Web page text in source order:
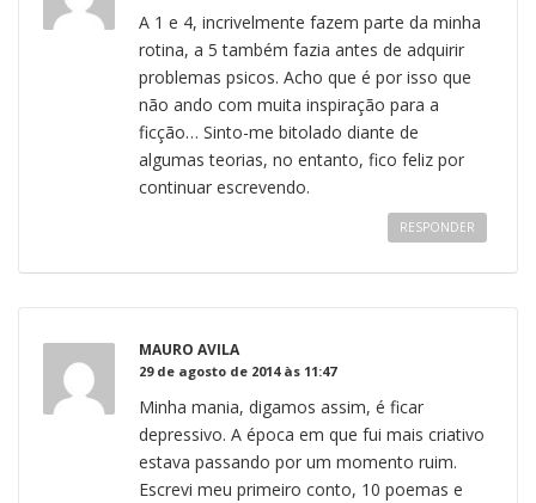
A 1 e 4, incrivelmente fazem parte da minha
rotina, a 5 também fazia antes de adquirir
problemas psicos. Acho que é por isso que
não ando com muita inspiração para a
ficção… Sinto-me bitolado diante de
algumas teorias, no entanto, fico feliz por
continuar escrevendo.
RESPONDER
MAURO AVILA
29 de agosto de 2014 às 11:47
Minha mania, digamos assim, é ficar
depressivo. A época em que fui mais criativo
estava passando por um momento ruim.
Escrevi meu primeiro conto, 10 poemas e